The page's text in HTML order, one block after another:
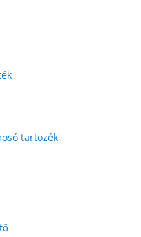
tartozék